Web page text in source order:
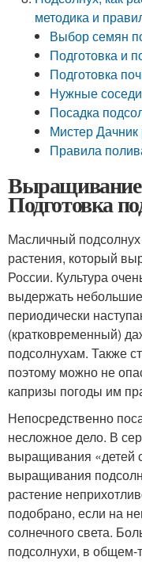
методика и
Выбор семян
Подготовка и
Подготовка
Нужные
Посадка
Мистер Дачник
Правила
Выращивание
Подготовка
Масличный
растения, который
России. Культура
выдержать
периодически
(кратковременный)
подсолнухам. Также
поэтому можно не
капризы погоды им
Непосредственно
несложное дело. В
выращивания «детей
выращивания
растение
подобрано, если на
солнечного света.
подсолнухи, в общем-